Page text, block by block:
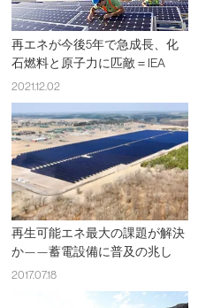
再エネが今後5年で急成長、化
石燃料と原子力に匹敵＝IEA
2021.12.02
再生可能エネ最大の課題が解決
か——蓄電設備に普及の兆し
2017.07.18